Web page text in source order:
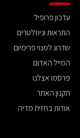
עדכון פרופיל
התראות וניוזלטרים
שדרוג למנוי פרימיום
המייל האדום
פרסמו אצלנו
תקנון האתר
אודות בחזית מדיה